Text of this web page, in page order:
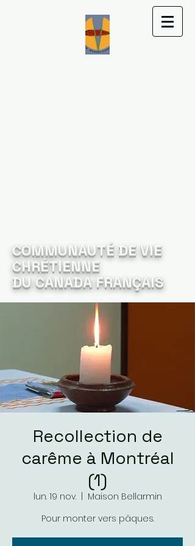
COMMUNAUTÉ DE VIE
CHRÉTIENNE
DU CANADA FRANÇAIS
Recollection de
carême à Montréal
(1)
lun. 19 nov.
  |
Maison Bellarmin
Pour monter vers pâques.